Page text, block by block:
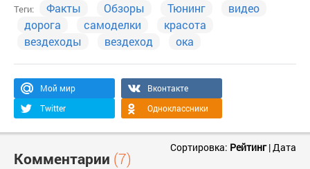
Теги: Факты Обзоры Тюнинг
видео
дорога
самоделки
красота
вездеходы
вездеход ока
Мой мир
Вконтакте
Twitter
Одноклассники
Комментарии (7)
Сортировка: Рейтинг|Дата